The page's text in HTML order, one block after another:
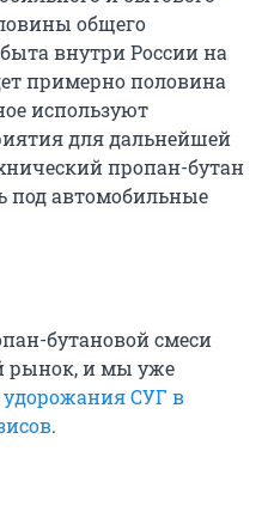
общего
внутри России на
примерно половина
используют
для дальнейшей
пропан-бутан
под автомобильные
бутановой смеси
рынок, и мы уже
удорожания СУГ в
.